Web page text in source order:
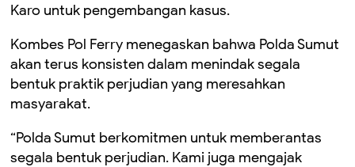
Karo untuk pengembangan kasus.
Kombes Pol Ferry menegaskan bahwa Polda Sumut
akan terus konsisten dalam menindak segala
bentuk praktik perjudian yang meresahkan
masyarakat.
“Polda Sumut berkomitmen untuk memberantas
segala bentuk perjudian. Kami juga mengajak